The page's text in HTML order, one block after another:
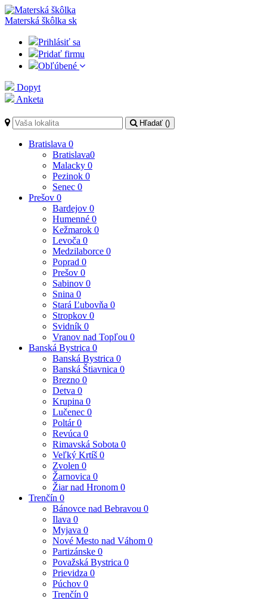
Materská škôlka sk
Prihlásiť sa
Pridať firmu
Obľúbené
Dopyt
Anketa
Hľadať ()
Bratislava 0
Bratislava0
Malacky 0
Pezinok 0
Senec 0
Prešov 0
Bardejov 0
Humenné 0
Kežmarok 0
Levoča 0
Medzilaborce 0
Poprad 0
Prešov 0
Sabinov 0
Snina 0
Stará Ľubovňa 0
Stropkov 0
Svidník 0
Vranov nad Topľou 0
Banská Bystrica 0
Banská Bystrica 0
Banská Štiavnica 0
Brezno 0
Detva 0
Krupina 0
Lučenec 0
Poltár0
Revúca 0
Rimavská Sobota 0
Veľký Krtíš 0
Zvolen 0
Žarnovica 0
Žiar nad Hronom 0
Trenčín 0
Bánovce nad Bebravou 0
Ilava 0
Myjava 0
Nové Mesto nad Váhom 0
Partizánske 0
Považská Bystrica 0
Prievidza 0
Púchov 0
Trenčín 0